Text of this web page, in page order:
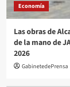
Economía
Las obras de
de la mano de
2026
GabinetedePrensa